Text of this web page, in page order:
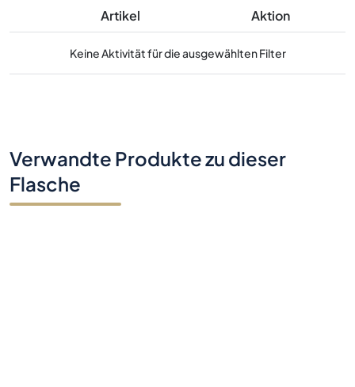
Artikel Aktion
Keine Aktivität für die ausgewählten Filter
Verwandte Produkte zu dieser
Flasche